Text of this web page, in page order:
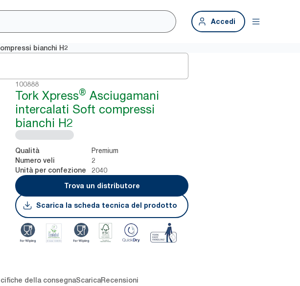
Accedi
bianchi H2
100888
Tork Xpress® Asciugamani
intercalati Soft compressi
bianchi H2
Qualità Premium
Numero veli 2
Unità per confezione
2040
Trova un distributore
Scarica la scheda tecnica del prodotto
della consegnaScaricaRecensioni